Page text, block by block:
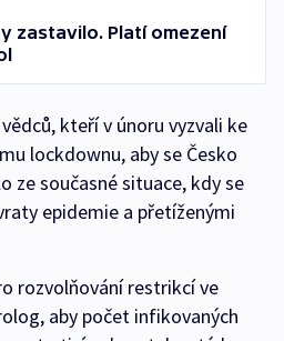
zastavilo. Platí omezení
kteří v únoru vyzvali ke
lockdownu, aby se Česko
ze současné situace, kdy se
epidemie a přetíženými
rozvolňování restrikcí ve
aby počet infikovaných